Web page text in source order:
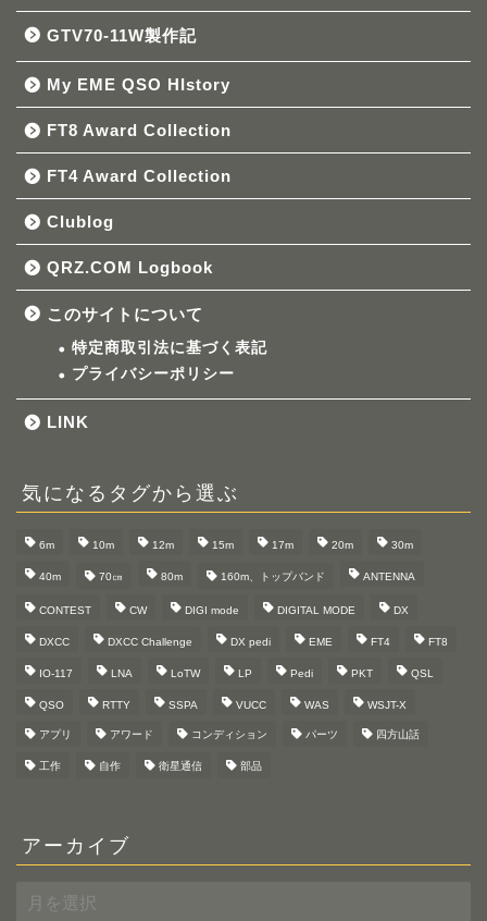
GTV70-11W製作記
My EME QSO HIstory
FT8 Award Collection
FT4 Award Collection
Clublog
QRZ.COM Logbook
このサイトについて
特定商取引法に基づく表記
プライバシーポリシー
LINK
気になるタグから選ぶ
6m 10m 12m 15m 17m 20m 30m
40m 70㎝ 80m 160m、トップバンド ANTENNA
CONTEST CW DIGI mode DIGITAL MODE DX
DXCC DXCC Challenge DX pedi EME FT4 FT8
IO-117 LNA LoTW LP Pedi PKT QSL
QSO RTTY SSPA VUCC WAS WSJT-X
アプリ アワード コンディション パーツ 四方山話
工作 自作 衛星通信 部品
アーカイブ
ー